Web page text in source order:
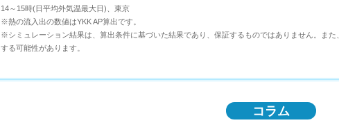
14～15時(日平均外気温最大日)、東京
※熱の流入出の数値はYKK AP算出です。
※シミュレーション結果は、算出条件に基づいた結果であり、保証するものではありません。ま
する可能性があります。
コラム